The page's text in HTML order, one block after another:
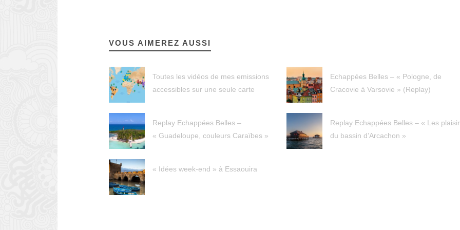
VOUS AIMEREZ AUSSI
Toutes les vidéos de mes emissions
accessibles sur une seule carte
Echappées Belles – « Pologne, de
Cracovie à Varsovie » (Replay)
Replay Echappées Belles –
« Guadeloupe, couleurs Caraïbes »
Replay Echappées Belles – « Les
du bassin d’Arcachon »
« Idées week-end » à Essaouira